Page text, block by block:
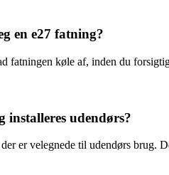
en e27 fatning?
fatningen køle af, inden du
installeres udendørs?
er velegnede til udendørs brug.